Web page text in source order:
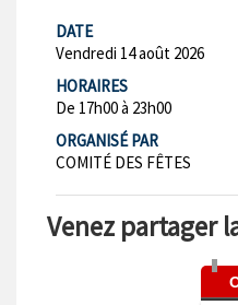
DATE
Vendredi 14 août 2026
HORAIRES
De 17h00 à 23h00
ORGANISÉ PAR
COMITÉ DES FÊTES
Venez partager